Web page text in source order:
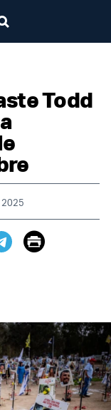
Todd
2025
Print